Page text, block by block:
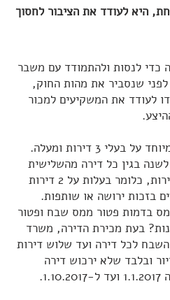
היא לעודד את הציבור לחסוך
כדי לנסות ולהתמודד עם משבר
שנסביר את מהות החוק,
לעודד את המשקיעים למכור
בחזרה לחוק, משרד האוצר העביר במסגרת חוק ההסדרים מס מיוחד על בעלי 3 דירות ומעלה.
הנכס אך לא יותר מ- 18,000 שקלים לשנה בגין כל דירה מהשלישית
ואילך. חשוב לציין כי המס חל גם על כל מי שיש ברשותו 2.5 דירות, כלומר בעלות על 2 דירות
בזכות ירושה או שותפות.
משרד האומר מתחלקות ל-2. הטבת מס בדמות פטור ממס שבח ופטור
בעת מכירת הדירה, משרד
כפיצוי על מס השבח לכל דירה ועד שלוש דירות
ובלבד שלא ירכוש דירה